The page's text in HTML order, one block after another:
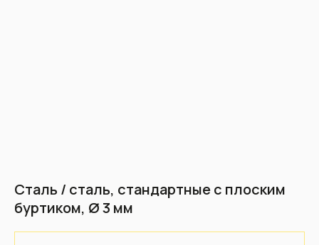
Сталь / сталь, стандартные с плоским
буртиком, Ø 3 мм